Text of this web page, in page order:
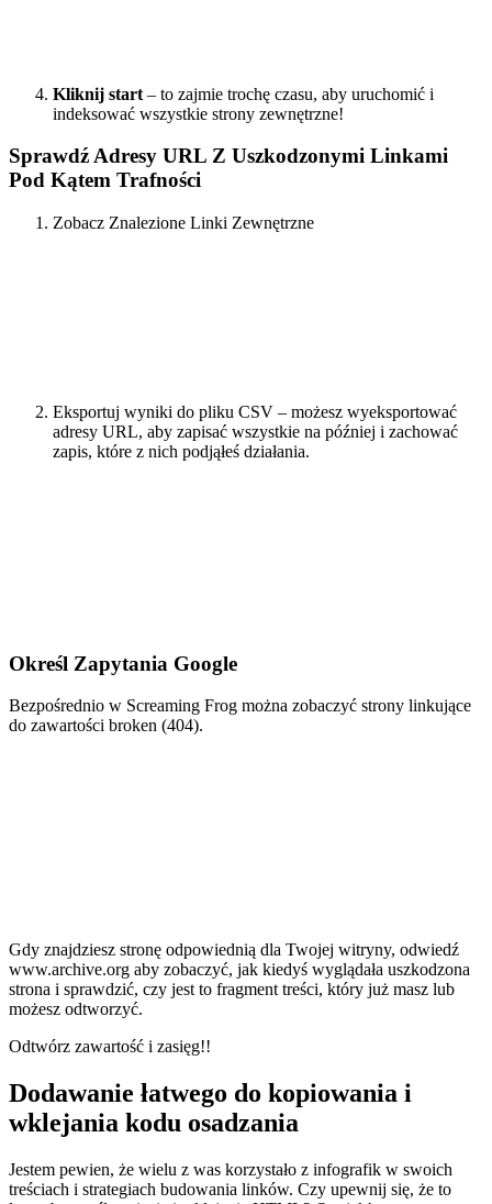
Kliknij start – to zajmie trochę czasu, aby uruchomić i
indeksować wszystkie strony zewnętrzne!
Sprawdź Adresy URL Z Uszkodzonymi Linkami
Pod Kątem Trafności
Zobacz Znalezione Linki Zewnętrzne
Eksportuj wyniki do pliku CSV – możesz wyeksportować
adresy URL, aby zapisać wszystkie na później i zachować
zapis, które z nich podjąłeś działania.
Określ Zapytania Google
Bezpośrednio w Screaming Frog można zobaczyć strony linkujące
do zawartości broken (404).
Gdy znajdziesz stronę odpowiednią dla Twojej witryny, odwiedź
www.archive.org aby zobaczyć, jak kiedyś wyglądała uszkodzona
strona i sprawdzić, czy jest to fragment treści, który już masz lub
możesz odtworzyć.
Odtwórz zawartość i zasięg!!
Dodawanie łatwego do kopiowania i
wklejania kodu osadzania
Jestem pewien, że wielu z was korzystało z infografik w swoich
treściach i strategiach budowania linków. Czy upewnij się, że to